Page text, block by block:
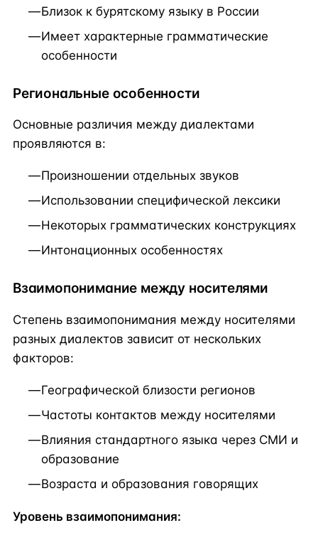
Близок к бурятскому языку в России
Имеет характерные грамматические
особенности
Региональные особенности
Основные различия между диалектами
проявляются в:
Произношении отдельных звуков
Использовании специфической лексики
Некоторых грамматических конструкциях
Интонационных особенностях
Взаимопонимание между носителями
Степень взаимопонимания между носителями
разных диалектов зависит от нескольких
факторов:
Географической близости регионов
Частоты контактов между носителями
Влияния стандартного языка через СМИ и
образование
Возраста и образования говорящих
Уровень взаимопонимания: